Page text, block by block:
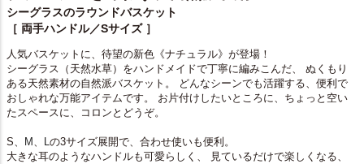
シーグラスのラウンドバスケット
［ 両手ハンドル／Sサイズ ］
人気バスケットに、待望の新色《ナチュラル》が登場！
シーグラス（天然水草）をハンドメイドで丁寧に編みこんだ、 ぬくもり
ある天然素材の自然派バスケット。 どんなシーンでも活躍する、便利で
おしゃれな万能アイテムです。 お片付けしたいところに、ちょっと空い
たスペースに、コロンとどうぞ。
S、 M 、 Lの3サイズ展開で、合わせ使いも便利。
大きな耳のようなハンドルも可愛らしく、 見ているだけで楽しくなる、